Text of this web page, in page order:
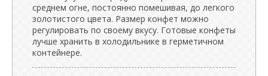
среднем огне, постоянно помешивая, до легкого
золотистого цвета. Размер конфет можно
регулировать по своему вкусу. Готовые конфеты
лучше хранить в холодильнике в герметичном
контейнере.